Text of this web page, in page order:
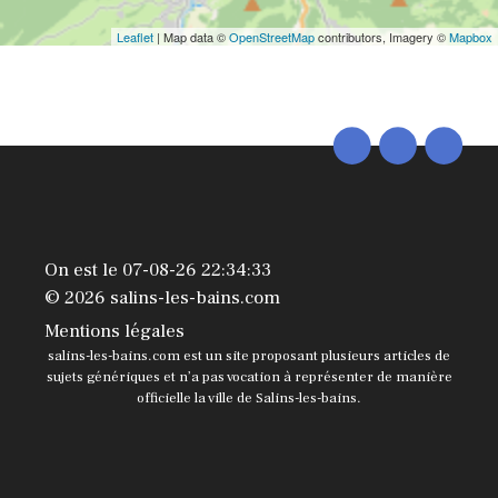
Leaflet | Map data ©OpenStreetMapcontributors, Imagery ©Mapbox
On est le 07-08-26 22:34:33
© 2026 salins-les-bains.com
Mentions légales
salins-les-bains.com est un site proposant plusieurs articles de
sujets génériques et n’a pas vocation à représenter de manière
officielle la ville de Salins-les-bains.